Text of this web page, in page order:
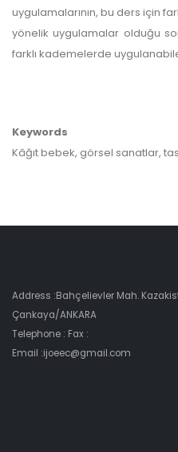
uygulamalarının, bu ders için
yönelik uygulamalar olduğu
farklı kademelerde
Keywords
Kâğıt bebek, görsel sanatlar,
Address :Bahçelievler Mah.
Çankaya/ANKARA
Telephone : Fax :
Email :ijoeec@gmail.com